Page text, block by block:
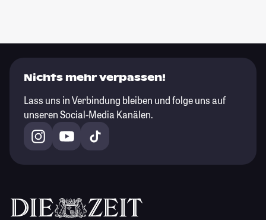
Nichts mehr verpassen!
Lass uns in Verbindung bleiben und folge uns auf
unseren Social-Media Kanälen.